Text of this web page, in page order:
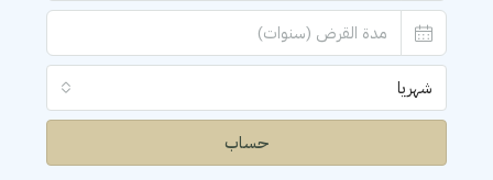
شهريا
حساب